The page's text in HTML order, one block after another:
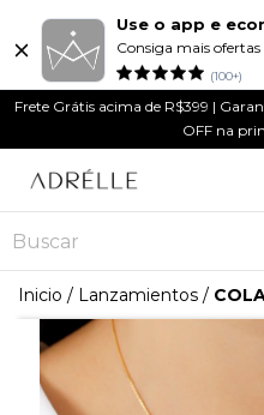
Use o app e
Consiga mais
(100+)
Frete Grátis acima de R$399 |
OFF na
Inicio / Lanzamientos /